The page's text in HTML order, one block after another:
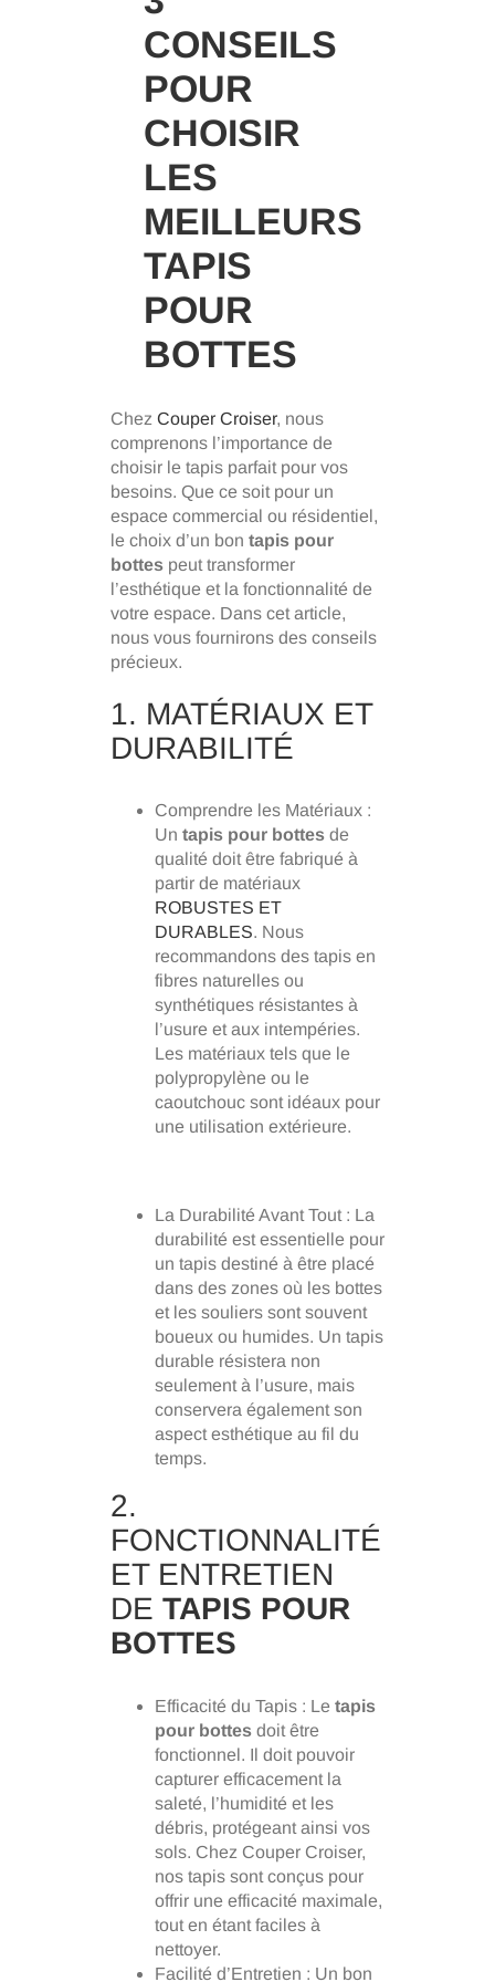
CONSEILS
POUR
CHOISIR
LES
MEILLEURS
TAPIS
POUR
BOTTES
Chez Couper Croiser, nous
comprenons l’importance de
choisir le tapis parfait pour vos
besoins. Que ce soit pour un
espace commercial ou résidentiel,
le choix d’un bon tapis pour
bottes peut transformer
l’esthétique et la fonctionnalité de
votre espace. Dans cet article,
nous vous fournirons des conseils
précieux.
1. MATÉRIAUX ET
DURABILITÉ
Comprendre les Matériaux :
Un tapis pour bottes de
qualité doit être fabriqué à
partir de matériaux
ROBUSTES ET
DURABLES. Nous
recommandons des tapis en
fibres naturelles ou
synthétiques résistantes à
l’usure et aux intempéries.
Les matériaux tels que le
polypropylène ou le
caoutchouc sont idéaux pour
une utilisation extérieure.
La Durabilité Avant Tout : La
durabilité est essentielle pour
un tapis destiné à être placé
dans des zones où les bottes
et les souliers sont souvent
boueux ou humides. Un tapis
durable résistera non
seulement à l’usure, mais
conservera également son
aspect esthétique au fil du
temps.
2.
FONCTIONNALITÉ
ET ENTRETIEN
DE TAPIS POUR
BOTTES
Efficacité du Tapis : Le tapis
pour bottes doit être
fonctionnel. Il doit pouvoir
capturer efficacement la
saleté, l’humidité et les
débris, protégeant ainsi vos
sols. Chez Couper Croiser,
nos tapis sont conçus pour
offrir une efficacité maximale,
tout en étant faciles à
nettoyer.
Facilité d’Entretien : Un bon